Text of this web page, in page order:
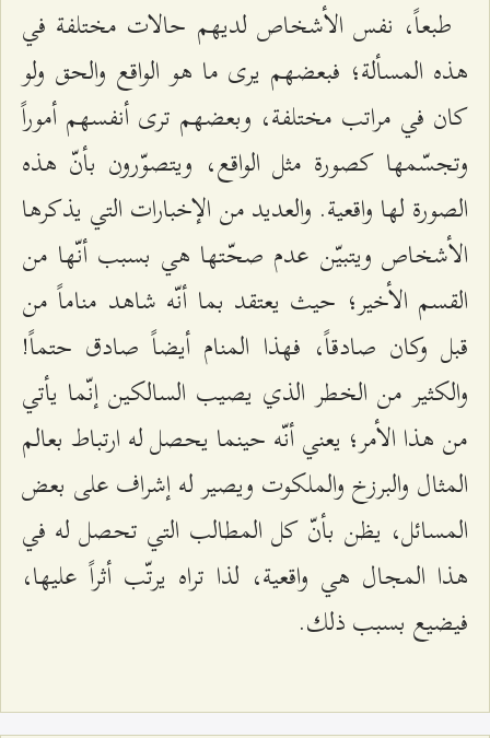
طبعاً، نفس الأشخاص لديهم حالات مختلفة في
هذه المسألة؛ فبعضهم يرى ما هو الواقع والحق ولو
كان في مراتب مختلفة، وبعضهم ترى أنفسهم أموراً
وتجسّمها كصورة مثل الواقع، ويتصوّرون بأنّ هذه
الصورة لها واقعية. والعديد من الإخبارات التي يذكرها
الأشخاص ويتبيّن عدم صحّتها هي بسبب أنّها من
القسم الأخير؛ حيث يعتقد بما أنّه شاهد مناماً من
قبل وكان صادقاً، فهذا المنام أيضاً صادق حتماً!
والكثير من الخطر الذي يصيب السالكين إنّما يأتي
من هذا الأمر؛ يعني أنّه حينما يحصل له ارتباط بعالم
المثال والبرزخ والملكوت ويصير له إشراف على بعض
المسائل، يظن بأنّ كل المطالب التي تحصل له في
هذا المجال هي واقعية، لذا تراه يرتّب أثراً عليها،
فيضيع بسبب ذلك.